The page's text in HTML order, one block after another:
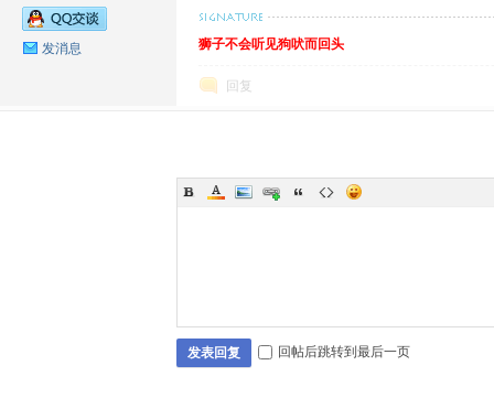
发消息 狮子不会听见狗吠而回头
回复
发表回复 回帖后跳转到最后一页